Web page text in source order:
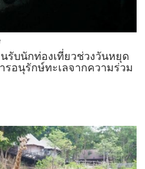
รับนักท่องเที่ยวช่วงวันหยุด
รอนุรักษ์ทะเลจากความร่วม